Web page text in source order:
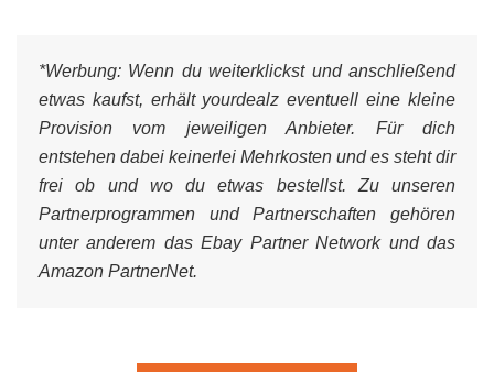
*Werbung: Wenn du weiterklickst und anschließend
etwas kaufst, erhält yourdealz eventuell eine kleine
Provision vom jeweiligen Anbieter. Für dich
entstehen dabei keinerlei Mehrkosten und es steht dir
frei ob und wo du etwas bestellst. Zu unseren
Partnerprogrammen und Partnerschaften gehören
unter anderem das Ebay Partner Network und das
Amazon PartnerNet.